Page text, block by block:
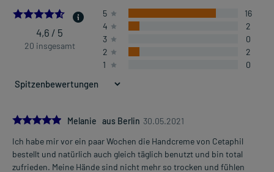
4.6
4,6 / 5
20 insgesamt
5
16
4
2
3
0
2
2
1
0
5.0
Melanie aus Berlin 30.05.2021
Ich habe mir vor ein paar Wochen die Handcreme von Cetaphil
bestellt und natürlich auch gleich täglich benutzt und bin total
zufrieden. Meine Hände sind nicht mehr so trocken und fühlen